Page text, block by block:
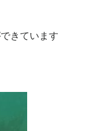
きています